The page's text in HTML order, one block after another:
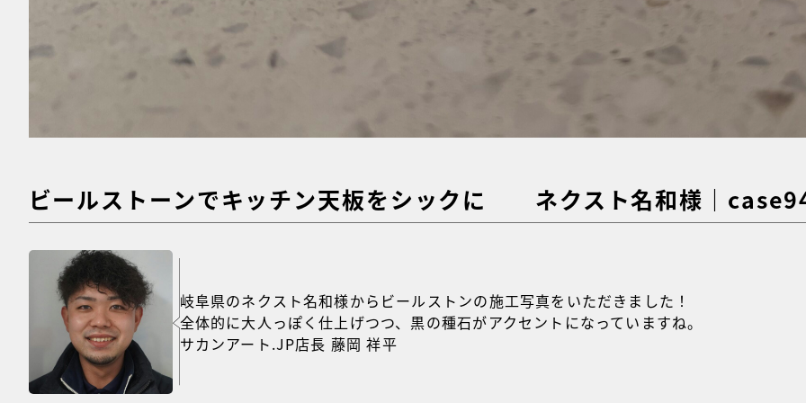
ビールストーンでキッチン天板をシックに ネクスト名和様｜
岐阜県のネクスト名和様からビールストンの施工写真をいただきました！
全体的に大人っぽく仕上げつつ、黒の種石がアクセントになっていますね。
サカンアート.JP店長 藤岡 祥平